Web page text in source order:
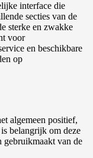
interface die
secties van de
sterke en zwakke
voor
en beschikbare
op
algemeen positief,
belangrijk om deze
gebruikmaakt van de